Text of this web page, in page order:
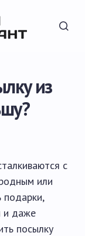
из
с
или
и даже
посылку